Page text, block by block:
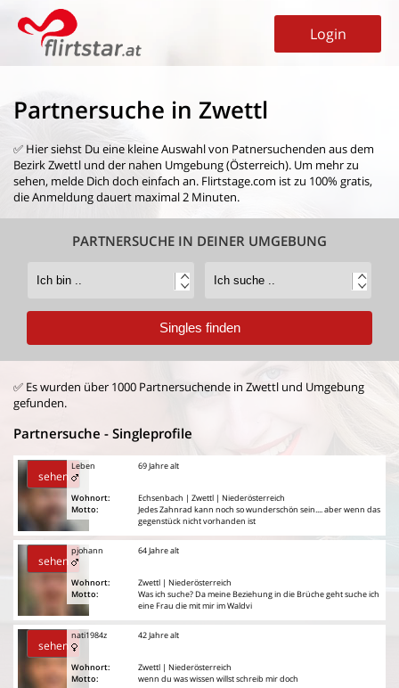
Login
Partnersuche in Zwettl
✅ Hier siehst Du eine kleine Auswahl von Patnersuchenden aus dem
Bezirk Zwettl und der nahen Umgebung (Österreich). Um mehr zu
sehen, melde Dich doch einfach an. Flirtstage.com ist zu 100% gratis,
die Anmeldung dauert maximal 2 Minuten.
PARTNERSUCHE IN DEINER UMGEBUNG
✅ Es wurden über 1000 Partnersuchende in Zwettl und Umgebung
gefunden.
Partnersuche - Singleprofile
sehen
Leben
Wohnort:
Motto:
69 Jahre alt
Echsenbach | Zwettl | Niederösterreich
Jedes Zahnrad kann noch so wunderschön sein.... aber wenn das
gegenstück nicht vorhanden ist
sehen
pjohann
Wohnort:
Motto:
64 Jahre alt
Zwettl | Niederösterreich
Was ich suche? Da meine Beziehung in die Brüche geht suche ich
eine Frau die mit mir im Waldvi
sehen
nati1984z
Wohnort:
Motto:
42 Jahre alt
Zwettl | Niederösterreich
wenn du was wissen willst schreib mir doch